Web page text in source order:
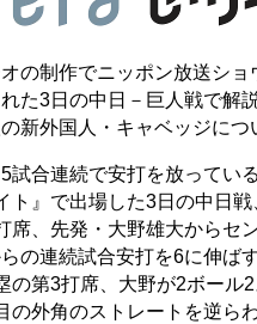
の制作でニッポン放送ショ
た3日の中日－巨人戦で解
新外国人・キャベッジにつ
合連続で安打を放っている
ト』で出場した3日の中日
席、先発・大野雄大からセ
の連続試合安打を6に伸ば
の第3打席、大野が2ボール
の外角のストレートを逆ら